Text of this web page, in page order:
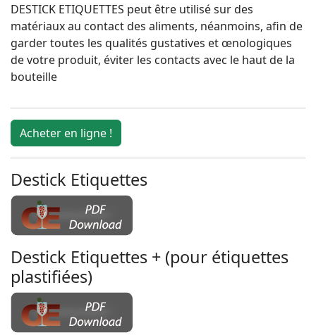
DESTICK ETIQUETTES peut être utilisé sur des
matériaux au contact des aliments, néanmoins, afin de
garder toutes les qualités gustatives et œnologiques
de votre produit, éviter les contacts avec le haut de la
bouteille
Acheter en ligne !
Destick Etiquettes
Destick Etiquettes + (pour étiquettes
plastifiées)